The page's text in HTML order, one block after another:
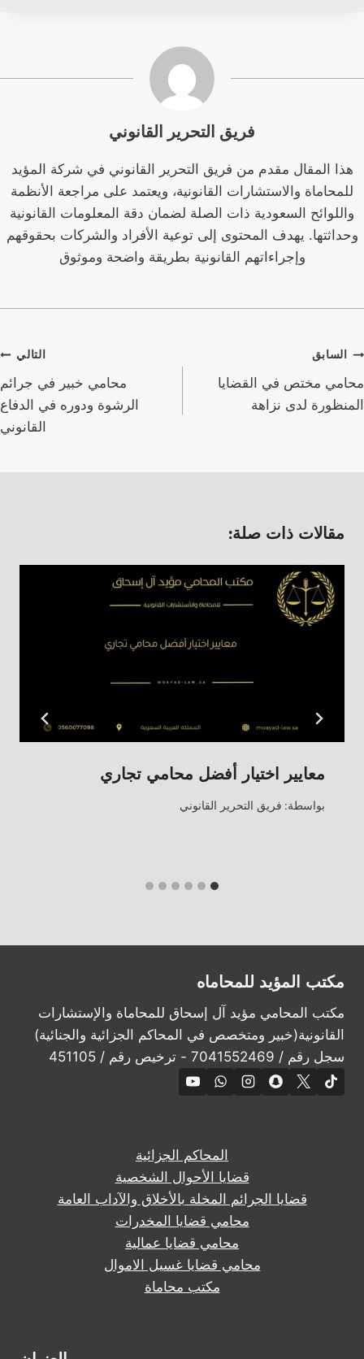
فريق التحرير القانوني
هذا المقال مقدم من فريق التحرير القانوني في شركة المؤيد
للمحاماة والاستشارات القانونية، ويعتمد على مراجعة الأنظمة
واللوائح السعودية ذات الصلة لضمان دقة المعلومات القانونية
وحداثتها. يهدف المحتوى إلى توعية الأفراد والشركات بحقوقهم
وإجراءاتهم القانونية بطريقة واضحة وموثوق
تصفّح
المقالات
السابق
محامي مختص في القضايا
المنظورة لدى نزاهة
التالي
محامي خبير في جرائم
الرشوة ودوره في الدفاع
القانوني
مقالات ذات صلة:
معايير اختيار أفضل محامي تجاري
بواسطة: فريق التحرير القانوني
مكتب المؤيد للمحاماه
مكتب المحامي مؤيد آل إسحاق للمحاماة والإستشارات
القانونية(خبير ومتخصص في المحاكم الجزائية والجنائية)
سجل رقم / 7041552469 - ترخيص رقم / 451105
المحاكم الجزائية
قضايا الأحوال الشخصية
قضايا الجرائم المخلة بالأخلاق والآداب العامة
محامي قضايا المخدرات
محامي قضايا عمالية
محامي قضايا غسيل الاموال
مكتب محاماة